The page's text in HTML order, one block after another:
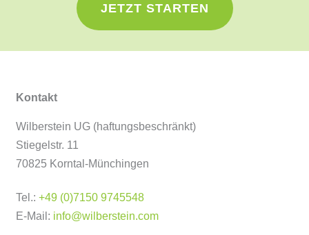
JETZT STARTEN
Kontakt
Wilberstein UG (haftungsbeschränkt)
Stiegelstr. 11
70825 Korntal-Münchingen
Tel.:+49 (0)7150 9745548
E-Mail: info@wilberstein.com